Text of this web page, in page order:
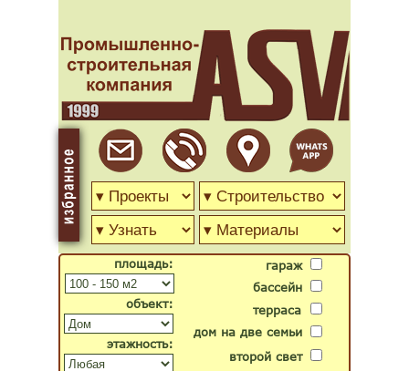
гараж
бассейн
второй свет
дом на две семьи
терраса
объект:
площадь:
этажность: